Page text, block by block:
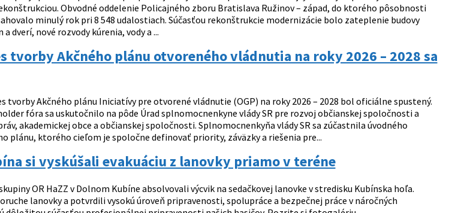
Obvodné oddelenie Policajného zboru Bratislava Ružinov – západ, do ktorého pôsobnosti
minulý rok pri 8 548 udalostiach. Súčasťou rekonštrukcie modernizácie bolo zateplenie budovy
dverí, nové rozvody kúrenia, vody a ...
tvorby Akčného plánu otvoreného vládnutia na roky 2026 – 2028 sa
tvorby Akčného plánu Iniciatívy pre otvorené vládnutie (OGP) na roky 2026 – 2028 bol oficiálne spustený.
fóra sa uskutočnilo na pôde Úrad splnomocnenkyne vlády SR pre rozvoj občianskej spoločnosti a
akademickej obce a občianskej spoločnosti. Splnomocnenkyňa vlády SR sa zúčastnila úvodného
plánu, ktorého cieľom je spoločne definovať priority, záväzky a riešenia pre...
si vyskúšali evakuáciu z lanovky priamo v teréne
OR HaZZ v Dolnom Kubíne absolvovali výcvik na sedačkovej lanovke v stredisku Kubínska hoľa.
lanovky a potvrdili vysokú úroveň pripravenosti, spolupráce a bezpečnej práce v náročných